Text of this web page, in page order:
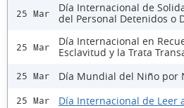
25 Mar
Día Internacional de
del Personal Detenidos o
25 Mar
Día Internacional en
Esclavitud y la Trata
25 Mar Día Mundial del Niño por
25 Mar Día Internacional de Leer